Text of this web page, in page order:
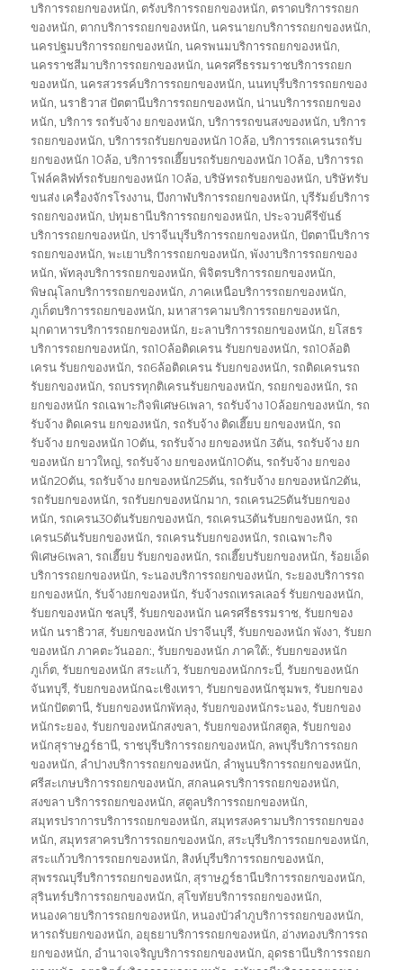
บริการรถยกของหนัก, ตรังบริการรถยกของหนัก, ตราดบริการรถยก
ของหนัก, ตากบริการรถยกของหนัก,นครนายกบริการรถยกของหนัก,
นครปฐมบริการรถยกของหนัก,นครพนมบริการรถยกของหนัก,
นครราชสีมาบริการรถยกของหนัก,นครศรีธรรมราชบริการรถยก
ของหนัก,นครสวรรค์บริการรถยกของหนัก,นนทบุรีบริการรถยกของ
หนัก,นราธิวาส ปัตตานีบริการรถยกของหนัก,น่านบริการรถยกของ
หนัก,บริการ รถรับจ้าง ยกของหนัก,บริการรถขนสงของหนัก,บริการ
รถยกของหนัก,บริการรถรับยกของหนัก 10ล้อ,บริการรถเครนรถรับ
ยกของหนัก 10ล้อ,บริการรถเฮี๊ยบรถรับยกของหนัก 10ล้อ,บริการรถ
โฟล์คลิฟท์รถรับยกของหนัก 10ล้อ,บริษัทรถรับยกของหนัก,บริษัทรับ
ขนส่ง เครื่องจักรโรงงาน,บึงกาฬบริการรถยกของหนัก,บุรีรัมย์บริการ
รถยกของหนัก,ปทุมธานีบริการรถยกของหนัก,ประจวบคีรีขันธ์
บริการรถยกของหนัก,ปราจีนบุรีบริการรถยกของหนัก,ปัตตานีบริการ
รถยกของหนัก,พะเยาบริการรถยกของหนัก,พังงาบริการรถยกของ
หนัก,พัทลุงบริการรถยกของหนัก,พิจิตรบริการรถยกของหนัก,
พิษณุโลกบริการรถยกของหนัก,ภาคเหนือบริการรถยกของหนัก,
ภูเก็ตบริการรถยกของหนัก,มหาสารคามบริการรถยกของหนัก,
มุกดาหารบริการรถยกของหนัก, ยะลาบริการรถยกของหนัก, ยโสธร
บริการรถยกของหนัก,รถ10ล้อติดเครน รับยกของหนัก,รถ10ล้อติ
เครน รับยกของหนัก,รถ6ล้อติดเครน รับยกของหนัก,รถติดเครนรถ
รับยกของหนัก,รถบรรทุกติเครนรับยกของหนัก,รถยกของหนัก,รถ
ยกของหนัก รถเฉพาะกิจพิเศษ6เพลา,รถรับจ้าง 10ล้อยกของหนัก,รถ
รับจ้าง ติดเครน ยกของหนัก,รถรับจ้าง ติดเฮี๊ยบ ยกของหนัก,รถ
รับจ้าง ยกของหนัก 10ตัน,รถรับจ้าง ยกของหนัก 3ตัน,รถรับจ้าง ยก
ของหนัก ยาวใหญ่,รถรับจ้าง ยกของหนัก10ตัน,รถรับจ้าง ยกของ
หนัก20ตัน,รถรับจ้าง ยกของหนัก25ตัน,รถรับจ้าง ยกของหนัก2ตัน,
รถรับยกของหนัก,รถรับยกของหนักมาก,รถเครน25ตันรับยกของ
หนัก,รถเครน30ตันรับยกของหนัก,รถเครน3ตันรับยกของหนัก,รถ
เครน5ตันรับยกของหนัก,รถเครนรับยกของหนัก,รถเฉพาะกิจ
พิเศษ6เพลา,รถเฮี๊ยบ รับยกของหนัก,รถเฮี๊ยบรับยกของหนัก,ร้อยเอ็ด
บริการรถยกของหนัก,ระนองบริการรถยกของหนัก,ระยองบริการรถ
ยกของหนัก,รับจ้างยกของหนัก,รับจ้างรถเทรลเลอร์ รับยกของหนัก,
รับยกของหนัก ชลบุรี,รับยกของหนัก นครศรีธรรมราช,รับยกของ
หนัก นราธิวาส,รับยกของหนัก ปราจีนบุรี,รับยกของหนัก พังงา,รับยก
ของหนัก ภาคตะวันออก:,รับยกของหนัก ภาคใต้:,รับยกของหนัก
ภูเก็ต,รับยกของหนัก สระแก้ว,รับยกของหนักกระบี่,รับยกของหนัก
จันทบุรี,รับยกของหนักฉะเชิงเทรา,รับยกของหนักชุมพร,รับยกของ
หนักปัตตานี,รับยกของหนักพัทลุง,รับยกของหนักระนอง,รับยกของ
หนักระยอง,รับยกของหนักสงขลา,รับยกของหนักสตูล,รับยกของ
หนักสุราษฎร์ธานี,ราชบุรีบริการรถยกของหนัก, ลพบุรีบริการรถยก
ของหนัก, ลำปางบริการรถยกของหนัก, ลำพูนบริการรถยกของหนัก,
ศรีสะเกษบริการรถยกของหนัก, สกลนครบริการรถยกของหนัก,
สงขลา บริการรถยกของหนัก, สตูลบริการรถยกของหนัก,
สมุทรปราการบริการรถยกของหนัก, สมุทรสงครามบริการรถยกของ
หนัก, สมุทรสาครบริการรถยกของหนัก, สระบุรีบริการรถยกของหนัก,
สระแก้วบริการรถยกของหนัก, สิงห์บุรีบริการรถยกของหนัก,
สุพรรณบุรีบริการรถยกของหนัก, สุราษฎร์ธานีบริการรถยกของหนัก,
สุรินทร์บริการรถยกของหนัก, สุโขทัยบริการรถยกของหนัก,
หนองคายบริการรถยกของหนัก,หนองบัวลำภูบริการรถยกของหนัก,
หารถรับยกของหนัก, อยุธยาบริการรถยกของหนัก, อ่างทองบริการรถ
ยกของหนัก, อำนาจเจริญบริการรถยกของหนัก, อุดรธานีบริการรถยก